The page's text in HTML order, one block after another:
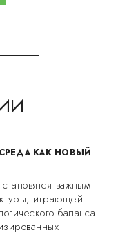
СРЕДА КАК НОВЫЙ
важным
играющей
баланса